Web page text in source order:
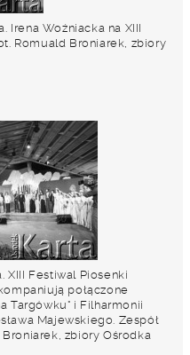
Irena Woźniacka na XIII
Romuald Broniarek, zbiory
XIII Festiwal Piosenki
połączone
Targówku" i Filharmonii
Majewskiego. Zespół
zbiory Ośrodka